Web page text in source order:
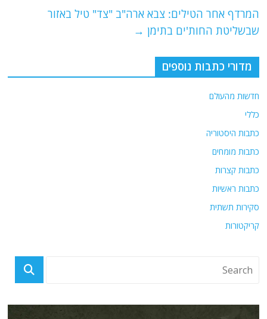
k
המרדף אחר הטילים: צבא ארה"ב "צד" טיל באזור
שבשליטת החות'ים בתימן →
מדורי כתבות נוספים
חדשות מהעולם
כללי
כתבות היסטוריה
כתבות מומחים
כתבות קצרות
כתבות ראשיות
סקירות תשתית
קריקטורות